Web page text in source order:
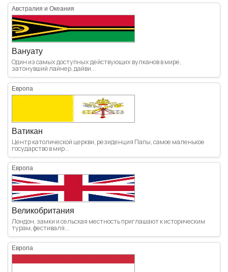
Австралия и Океания
Вануату
Один из самых доступных действующих вулканов в мире,
затонувший лайнер, дайви...
Европа
Ватикан
Центр католической церкви, резиденция Папы, самое маленькое
государство в мир...
Европа
Великобритания
Лондон, замки и сельская местность приглашают к историческим
турам, фестиваля...
Европа